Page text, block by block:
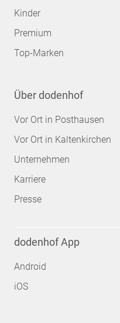
Kinder
Premium
Top-Marken
Über dodenhof
Vor Ort in Posthausen
Vor Ort in Kaltenkirchen
Unternehmen
Karriere
Presse
dodenhof App
Android
iOS